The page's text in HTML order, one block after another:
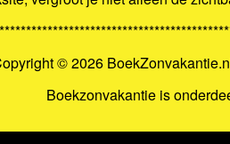
©2026
Boekzonvakantie is